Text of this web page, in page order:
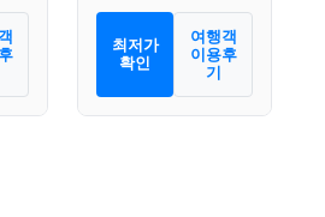
최저가
확인
여행객
이용후
기